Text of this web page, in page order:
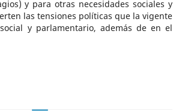
y para otras necesidades sociales y
las tensiones políticas que la vigente
y parlamentario, además de en el